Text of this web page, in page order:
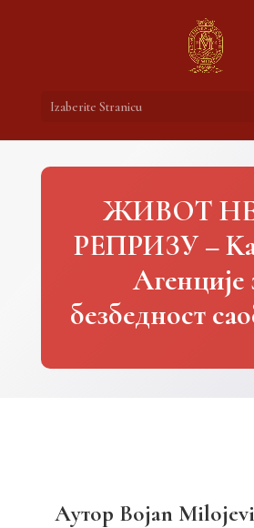
Izaberite Stranicu
ЖИВОТ
РЕПРИЗУ –
Агенције
безбедност
Аутор Bojan